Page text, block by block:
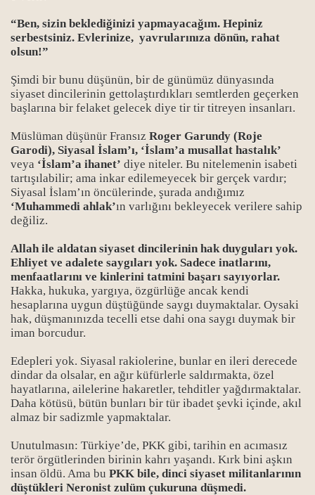
“Ben, sizin beklediğinizi yapmayacağım. Hepiniz
serbestsiniz. Evlerinize, yavrularınıza dönün, rahat
olsun!”
Şimdi bir bunu düşünün, bir de günümüz dünyasında
siyaset dincilerinin gettolaştırdıkları semtlerden geçerken
başlarına bir felaket gelecek diye tir tir titreyen insanları.
Müslüman düşünür Fransız Roger Garundy (Roje
Garodi), Siyasal İslam’ı, ‘İslam’a musallat hastalık’
veya ‘İslam’a ihanet’ diye niteler. Bu nitelemenin isabeti
tartışılabilir; ama inkar edilemeyecek bir gerçek vardır;
Siyasal İslam’ın öncülerinde, şurada andığımız
‘Muhammedi ahlak’ın varlığını bekleyecek verilere sahip
değiliz.
Allah ile aldatan siyaset dincilerinin hak duyguları yok.
Ehliyet ve adalete saygıları yok. Sadece inatlarını,
menfaatlarını ve kinlerini tatmini başarı sayıyorlar.
Hakka, hukuka, yargıya, özgürlüğe ancak kendi
hesaplarına uygun düştüğünde saygı duymaktalar. Oysaki
hak, düşmanınızda tecelli etse dahi ona saygı duymak bir
iman borcudur.
Edepleri yok. Siyasal rakiolerine, bunlar en ileri derecede
dindar da olsalar, en ağır küfürlerle saldırmakta, özel
hayatlarına, ailelerine hakaretler, tehditler yağdırmaktalar.
Daha kötüsü, bütün bunları bir tür ibadet şevki içinde, akıl
almaz bir sadizmle yapmaktalar.
Unutulmasın: Türkiye’de, PKK gibi, tarihin en acımasız
terör örgütlerinden birinin kahrı yaşandı. Kırk bini aşkın
insan öldü. Ama bu PKK bile, dinci siyaset militanlarının
düştükleri Neronist zulüm çukuruna düşmedi.